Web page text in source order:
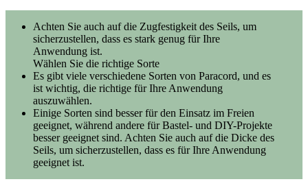
Achten Sie auch auf die Zugfestigkeit des Seils, um
sicherzustellen, dass es stark genug für Ihre
Anwendung ist.
Wählen Sie die richtige Sorte
Es gibt viele verschiedene Sorten von Paracord, und es
ist wichtig, die richtige für Ihre Anwendung
auszuwählen.
Einige Sorten sind besser für den Einsatz im Freien
geeignet, während andere für Bastel- und DIY-Projekte
besser geeignet sind. Achten Sie auch auf die Dicke des
Seils, um sicherzustellen, dass es für Ihre Anwendung
geeignet ist.